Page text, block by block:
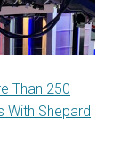
Than 250
With Shepard